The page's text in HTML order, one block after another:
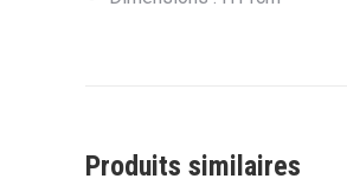
Produits similaires